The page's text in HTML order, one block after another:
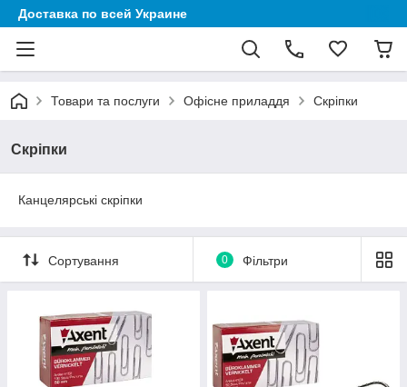
Доставка по всей Украине
Товари та послуги Офісне приладдя Скріпки
Скріпки
Канцелярські скріпки
Сортування 0 Фільтри